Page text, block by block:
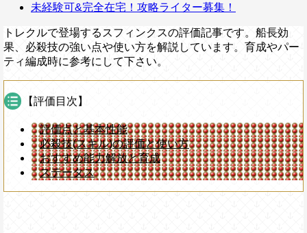
未経験可&完全在宅！攻略ライター募集！
トレクルで登場するスフィンクスの評価記事です。船長効
果、必殺技の強い点や使い方を解説しています。育成やパー
ティ編成時に参考にして下さい。
【評価目次】
評価点と基本性能
必殺技(スキル)の評価と使い方
おすすめ能力解放と育成
ステータス